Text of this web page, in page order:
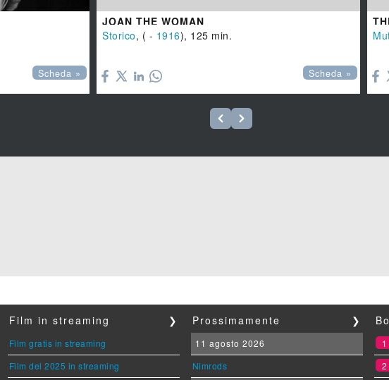
Scheda »
JOAN THE WOMAN
Storico, ( - 1916), 125 min.
Scheda »
Film in streaming ❯
Film gratis in streaming
Film del 2025 in streaming
Prossimamente ❯
11 agosto 2026
Nimrods